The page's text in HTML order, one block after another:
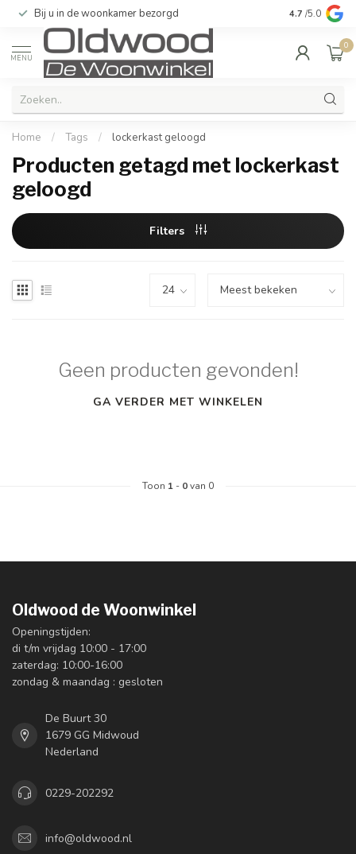
Bij u in de woonkamer bezorgd Kwaliteit &
4.7 /5.0
MENU
0
Home / Tags / lockerkast geloogd
Producten getagd met lockerkast
geloogd
Filters
Geen producten gevonden!
GA VERDER MET WINKELEN
Toon 1 - 0van 0
Oldwood de Woonwinkel
Openingstijden:
di t/m vrijdag 10:00 - 17:00
zaterdag: 10:00-16:00
zondag & maandag : gesloten
De Buurt 30
1679 GG Midwoud
Nederland
0229-202292
info@oldwood.nl